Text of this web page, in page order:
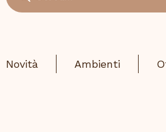
Novità Ambienti